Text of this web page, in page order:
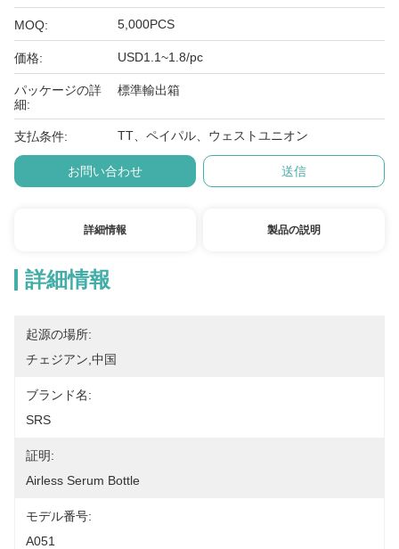
MOQ: 5,000PCS
価格: USD1.1~1.8/pc
パッケージの詳
細:
標準輸出箱
支払条件: TT、ペイパル、ウェストユニオン
お問い合わせ 送信
詳細情報 製品の説明
詳細情報
起源の場所:
チェジアン,中国
ブランド名:
SRS
証明:
Airless Serum Bottle
モデル番号:
A051